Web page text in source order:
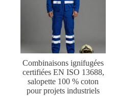
Combinaisons ignifugées
certifiées EN ISO 13688,
salopette 100 % coton
pour projets industriels